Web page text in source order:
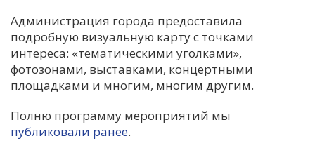
М
Н
Х
Ч
Администрация города предоставила
подробную визуальную карту с точками
интереса: «тематическими уголками»,
фотозонами, выставками, концертными
площадками и многим, многим другим.
Полню программу мероприятий мы
публиковали ранее.